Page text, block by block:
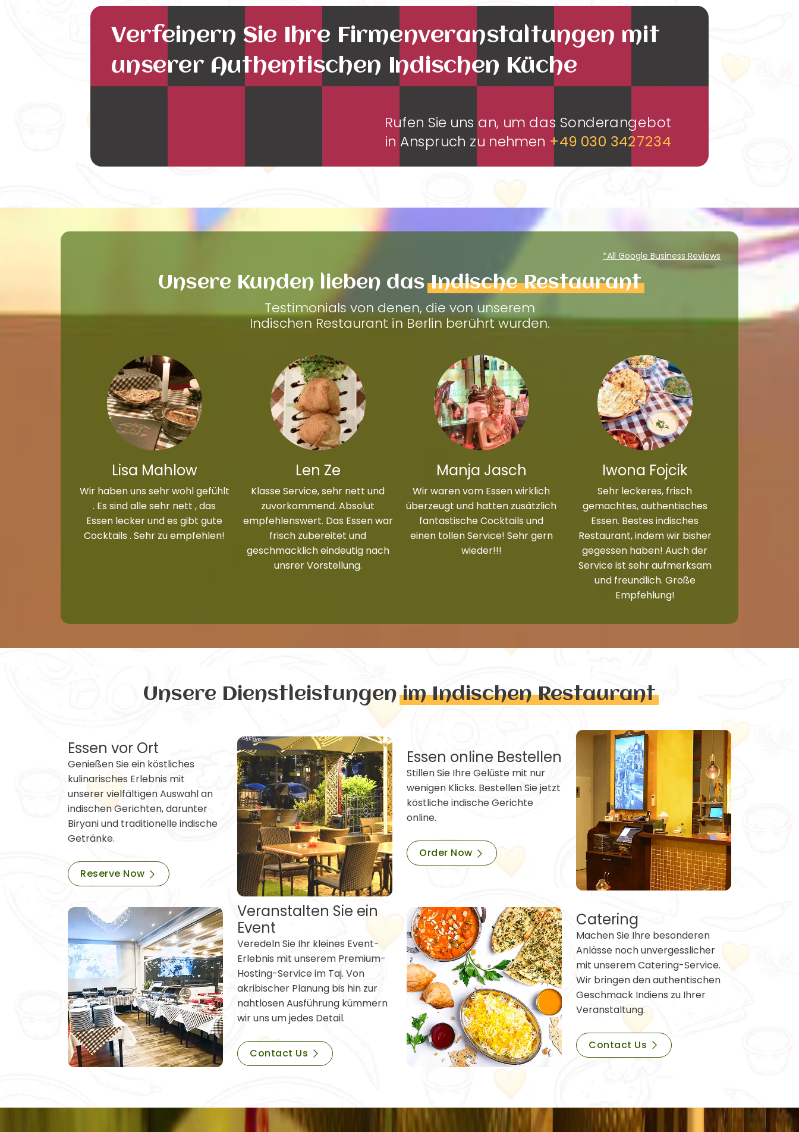
Verfeinern Sie Ihre Firmenveranstaltungen mit
unserer Authentischen Indischen Küche
Rufen Sie uns an, um das Sonderangebot
in Anspruch zu nehmen +49 030 3427234
*All Google Business Reviews
Unsere Kunden lieben dasIndische Restaurant
Testimonials von denen, die von unserem
Indischen Restaurant in Berlin berührt wurden.
Lisa Mahlow
Wir haben uns sehr wohl gefühlt
. Es sind alle sehr nett , das
Essen lecker und es gibt gute
Cocktails . Sehr zu empfehlen!
Len Ze
Klasse Service, sehr nett und
zuvorkommend. Absolut
empfehlenswert. Das Essen war
frisch zubereitet und
geschmacklich eindeutig nach
unsrer Vorstellung.
Manja Jasch
Wir waren vom Essen wirklich
überzeugt und hatten zusätzlich
fantastische Cocktails und
einen tollen Service! Sehr gern
wieder!!!
Iwona Fojcik
Sehr leckeres, frisch
gemachtes, authentisches
Essen. Bestes indisches
Restaurant, indem wir bisher
gegessen haben! Auch der
Service ist sehr aufmerksam
und freundlich. Große
Empfehlung!
Unsere Dienstleistungenim Indischen Restaurant
Essen vor Ort
Genießen Sie ein köstliches
kulinarisches Erlebnis mit
unserer vielfältigen Auswahl an
indischen Gerichten, darunter
Biryani und traditionelle indische
Getränke.
Reserve Now
Essen online Bestellen
Stillen Sie Ihre Gelüste mit nur
wenigen Klicks. Bestellen Sie jetzt
köstliche indische Gerichte
online.
Order Now
Veranstalten Sie ein
Event
Veredeln Sie Ihr kleines Event-
Erlebnis mit unserem Premium-
Hosting-Service im Taj. Von
akribischer Planung bis hin zur
nahtlosen Ausführung kümmern
wir uns um jedes Detail.
Contact Us
Catering
Machen Sie Ihre besonderen
Anlässe noch unvergesslicher
mit unserem Catering-Service.
Wir bringen den authentischen
Geschmack Indiens zu Ihrer
Veranstaltung.
Contact Us